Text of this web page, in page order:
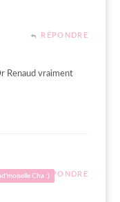
RÉPONDRE
Renaud vraiment
Cha :)RÉPONDRE